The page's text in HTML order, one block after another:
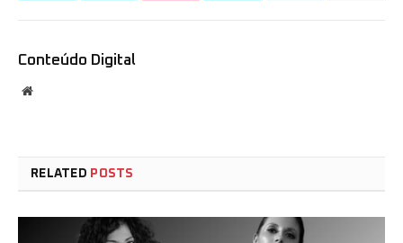
Conteúdo Digital
Website
RELATED POSTS